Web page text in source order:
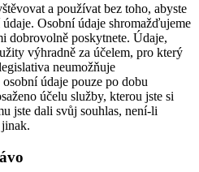
a používat bez toho, abyste
Osobní údaje shromažďujeme
dobrovolně poskytnete. Údaje,
výhradně za účelem, pro který
neumožňuje
údaje pouze po dobu
účelu služby, kterou jste si
jste dali svůj souhlas, není-li